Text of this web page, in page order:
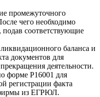
промежуточного
чего необходимо
соответствующие
баланса и
документов для
деятельности.
форме Р16001 для
регистрации факта
из ЕГРЮЛ.